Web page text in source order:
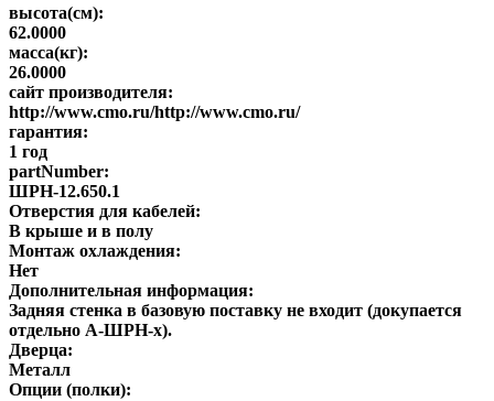
высота(см):
62.0000
масса(кг):
26.0000
сайт производителя:
http://www.cmo.ru/http://www.cmo.ru/
гарантия:
1 год
partNumber:
ШРН-12.650.1
Отверстия для кабелей:
В крыше и в полу
Монтаж охлаждения:
Нет
Дополнительная информация:
Задняя стенка в базовую поставку не входит (докупается
отдельно А-ШРН-х).
Дверца:
Металл
Опции (полки):